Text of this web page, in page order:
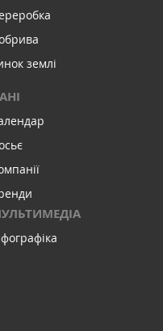
землі